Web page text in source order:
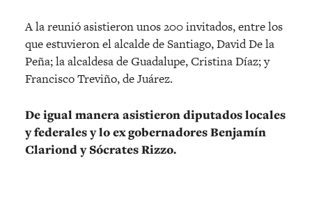
A la reunió asistieron unos 200 invitados, entre los
que estuvieron el alcalde de Santiago, David De la
Peña; la alcaldesa de Guadalupe, Cristina Díaz; y
Francisco Treviño, de Juárez.
De igual manera asistieron diputados locales
y federales y lo ex gobernadores Benjamín
Clariond y Sócrates Rizzo.